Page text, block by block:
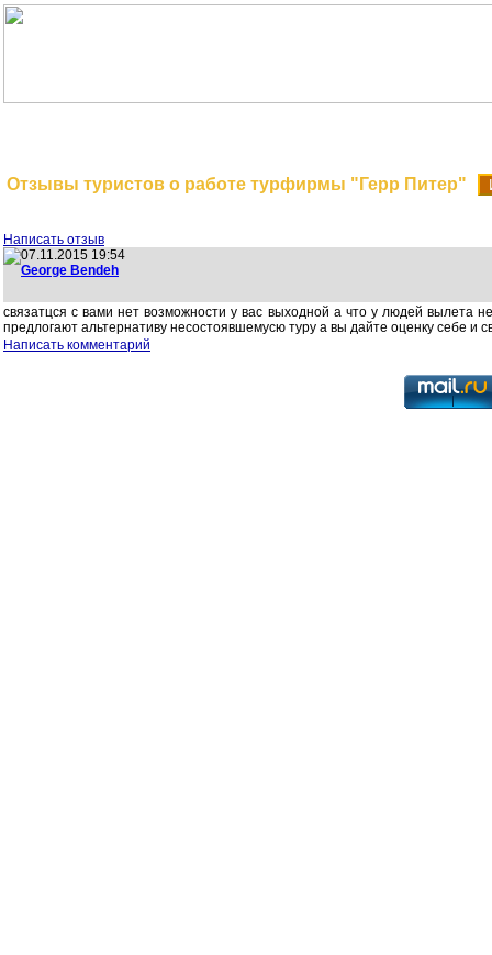
Отзывы туристов о работе турфирмы "Герр Питер"
Написать отзыв
07.11.2015 19:54
George Bendeh
связатцся с вами нет возможности у вас выходной а что у людей вылета
предлогают альтернативу несостоявшемусю туру а вы дайте оценку себе и
Написать комментарий